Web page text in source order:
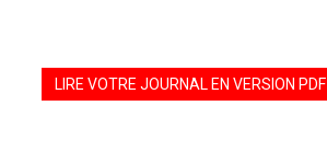
LIRE VOTRE JOURNAL EN VERSION PDF